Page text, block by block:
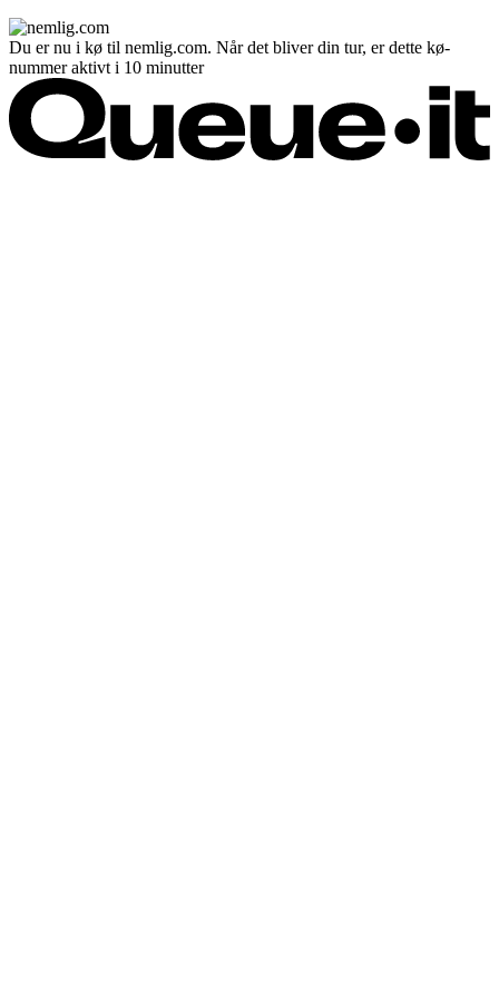
Du er nu i kø til nemlig.com. Når det bliver din tur, er dette kø-
nummer aktivt i 10 minutter